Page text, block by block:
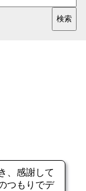
、感謝して
つもりでデ